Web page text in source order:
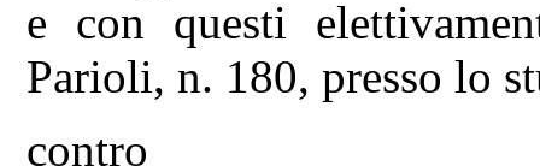
e con questi
Parioli, n. 180, presso lo
contro